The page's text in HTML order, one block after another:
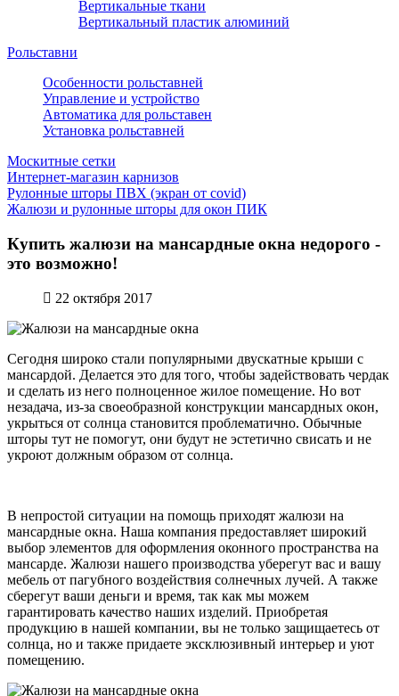
Вертикальные ткани
Вертикальный пластик алюминий
Рольставни
Особенности рольставней
Управление и устройство
Автоматика для рольставен
Установка рольставней
Москитные сетки
Интернет-магазин карнизов
Рулонные шторы ПВХ (экран от covid)
Жалюзи и рулонные шторы для окон ПИК
Купить жалюзи на мансардные окна недорого -
это возможно!
22 октября 2017
Сегодня широко стали популярными двускатные крыши с
мансардой. Делается это для того, чтобы задействовать чердак
и сделать из него полноценное жилое помещение. Но вот
незадача, из-за своеобразной конструкции мансардных окон,
укрыться от солнца становится проблематично. Обычные
шторы тут не помогут, они будут не эстетично свисать и не
укроют должным образом от солнца.
В непростой ситуации на помощь приходят жалюзи на
мансардные окна. Наша компания предоставляет широкий
выбор элементов для оформления оконного пространства на
мансарде. Жалюзи нашего производства уберегут вас и вашу
мебель от пагубного воздействия солнечных лучей. А также
сберегут ваши деньги и время, так как мы можем
гарантировать качество наших изделий. Приобретая
продукцию в нашей компании, вы не только защищаетесь от
солнца, но и также придаете эксклюзивный интерьер и уют
помещению.